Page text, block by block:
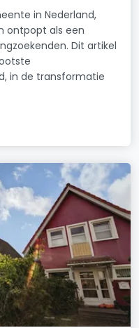
in Nederland,
ontpopt als een
Dit artikel
in de transformatie